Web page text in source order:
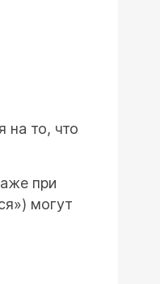
на то, что
при
могут